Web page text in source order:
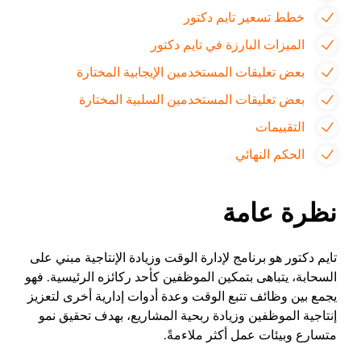
خطط تسعير تايم دكتور
الميزات البارزة في تايم دكتور
بعض تعليقات المستخدمين الإيجابية المختارة
بعض تعليقات المستخدمين السلبية المختارة
التقييمات
الحكم النهائي
نظرة عامة
تايم دكتور هو برنامج لإدارة الوقت وزيادة الإنتاجية مبني على
السحابة، يتباهى بتمكين الموظفين كأحد ركائزه الرئيسية. فهو
يجمع بين وظائف تتبع الوقت وعدة أدوات إدارية أخرى لتعزيز
إنتاجية الموظفين وزيادة ربحية المشاريع، بهدف تحقيق نمو
متسارع وبيئات عمل أكثر ملاءمةً.